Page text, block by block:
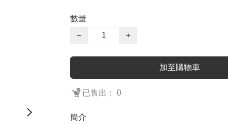
數量
−
+
加至購物車
已售出： 0
簡介